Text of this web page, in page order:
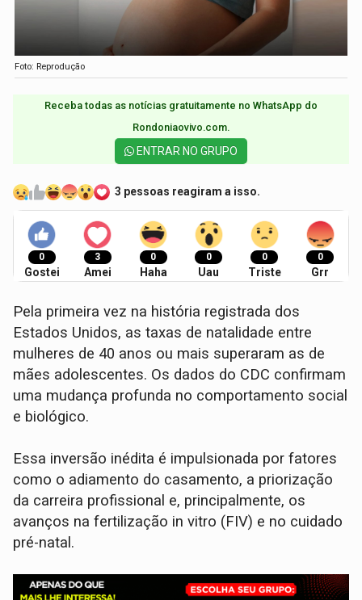
Foto: Reprodução
Receba todas as notícias gratuitamente no WhatsApp do
Rondoniaovivo.com.​
ENTRAR NO GRUPO
3 pessoas reagiram a isso.
0
Gostei
3
Amei
0
Haha
0
Uau
0
Triste
0
Grr
Pela primeira vez na história registrada dos
Estados Unidos, as taxas de natalidade entre
mulheres de 40 anos ou mais superaram as de
mães adolescentes. Os dados do CDC confirmam
uma mudança profunda no comportamento social
e biológico.
Essa inversão inédita é impulsionada por fatores
como o adiamento do casamento, a priorização
da carreira profissional e, principalmente, os
avanços na fertilização in vitro (FIV) e no cuidado
pré-natal.